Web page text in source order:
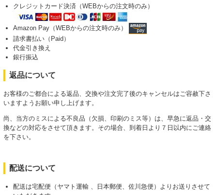
クレジットカード決済（WEBからの注文時のみ）
Amazon Pay（WEBからの注文時のみ）
請求書払い（Paid）
代金引き換え
銀行振込
返品について
お客様のご都合による返品、交換や注文完了後のキャンセルはご容赦下さ
いますようお願い申し上げます。
尚、当方のミスによる不良品（欠損、印刷のミス等）は、早急に返品・交
換などの対応をさせて頂きます。その場合、到着日より７日以内にご連絡
を下さい。
配送について
配送は宅配便（ヤマト運輸 、日本郵便、佐川急便）よりお送りさせて